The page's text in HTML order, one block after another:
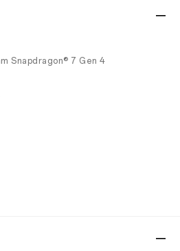
Snapdragon® 7 Gen 4